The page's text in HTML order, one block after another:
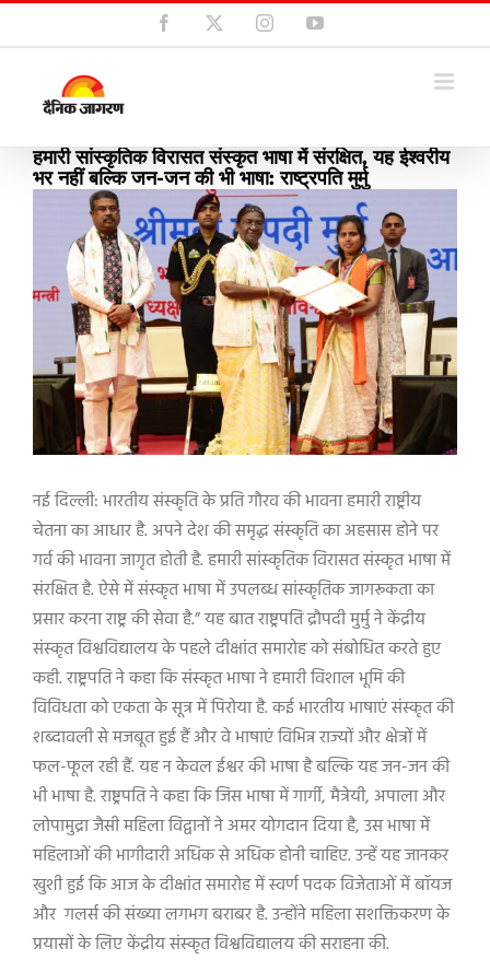
Skip
to
Facebook InstagramYouTube
हमारी सांस्कृतिक विरासत संस्कृत भाषा में संरक्षित, यह ईश्वरीय
भर नहीं बल्कि जन-जन की भी भाषा: राष्ट्रपति मुर्मु
Larger
Image
नई दिल्ली: भारतीय संस्कृति के प्रति गौरव की भावना हमारी राष्ट्रीय
चेतना का आधार है. अपने देश की समृद्ध संस्कृति का अहसास होने पर
गर्व की भावना जागृत होती है. हमारी सांस्कृतिक विरासत संस्कृत भाषा में
संरक्षित है. ऐसे में संस्कृत भाषा में उपलब्ध सांस्कृतिक जागरूकता का
प्रसार करना राष्ट्र की सेवा है.”यह बात राष्ट्रपति द्रौपदी मुर्मु ने केंद्रीय
संस्कृत विश्वविद्यालय के पहले दीक्षांत समारोह को संबोधित करते हुए
कही. राष्ट्रपति ने कहा कि संस्कृत भाषा ने हमारी विशाल भूमि की
विविधता को एकता के सूत्र में पिरोया है. कई भारतीय भाषाएं संस्कृत की
शब्दावली से मजबूत हुई हैं और वे भाषाएं विभिन्न राज्यों और क्षेत्रों में
फल-फूल रही हैं. यह न केवल ईश्वर की भाषा है बल्कि यह जन-जन की
भी भाषा है. राष्ट्रपति ने कहा कि जिस भाषा में गार्गी,मैत्रेयी,अपाला और
लोपामुद्रा जैसी महिला विद्वानों ने अमर योगदान दिया है,उस भाषा में
महिलाओं की भागीदारी अधिक से अधिक होनी चाहिए. उन्हें यह जानकर
खुशी हुई कि आज के दीक्षांत समारोह में स्वर्ण पदक विजेताओं में बॉयज
और गलर्स की संख्या लगभग बराबर है. उन्होंने महिला सशक्तिकरण के
प्रयासों के लिए केंद्रीय संस्कृत विश्वविद्यालय की सराहना की.